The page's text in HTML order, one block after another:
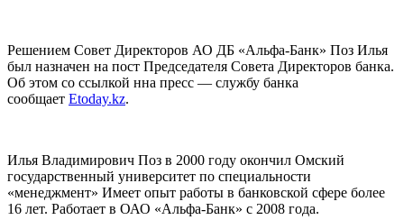
Решением Совет Директоров АО ДБ «Альфа-Банк» Поз Илья
был назначен на пост Председателя Совета Директоров банка.
Об этом со ссылкой нна пресс — службу банка
сообщает Etoday.kz.
Илья Владимирович Поз в 2000 году окончил Омский
государственный университет по специальности
«менеджмент» Имеет опыт работы в банковской сфере более
16 лет. Работает в ОАО «Альфа-Банк» с 2008 года.